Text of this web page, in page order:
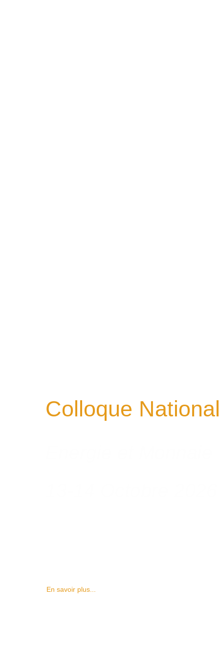
Colloque
En savoir plus...